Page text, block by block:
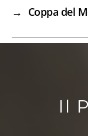
→ Coppa del
Il